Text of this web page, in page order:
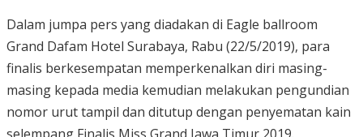
Dalam jumpa pers yang diadakan di Eagle ballroom
Grand Dafam Hotel Surabaya, Rabu (22/5/2019), para
finalis berkesempatan memperkenalkan diri masing-
masing kepada media kemudian melakukan pengundian
nomor urut tampil dan ditutup dengan penyematan kain